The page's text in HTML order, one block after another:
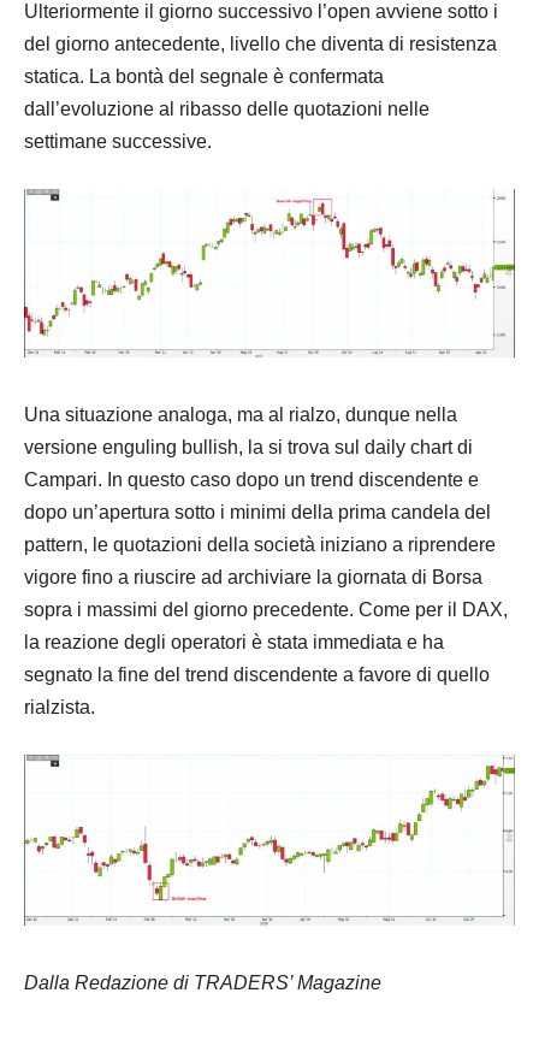
Ulteriormente il giorno successivo l’open avviene sotto i
del giorno antecedente, livello che diventa di resistenza
statica. La bontà del segnale è confermata
dall’evoluzione al ribasso delle quotazioni nelle
settimane successive.
Una situazione analoga, ma al rialzo, dunque nella
versione enguling bullish, la si trova sul daily chart di
Campari. In questo caso dopo un trend discendente e
dopo un’apertura sotto i minimi della prima candela del
pattern, le quotazioni della società iniziano a riprendere
vigore fino a riuscire ad archiviare la giornata di Borsa
sopra i massimi del giorno precedente. Come per il DAX,
la reazione degli operatori è stata immediata e ha
segnato la fine del trend discendente a favore di quello
rialzista.
Dalla Redazione di TRADERS’ Magazine